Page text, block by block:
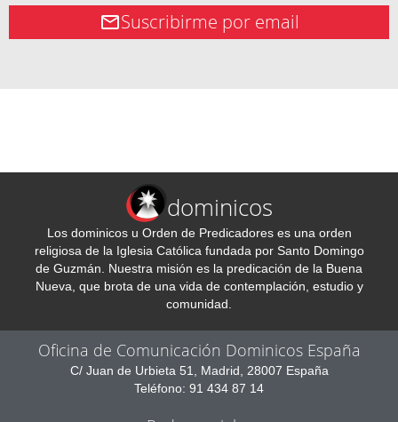
Suscribirme por email
dominicos
Los dominicos u Orden de Predicadores es una orden
religiosa de la Iglesia Católica fundada por Santo Domingo
de Guzmán. Nuestra misión es la predicación de la Buena
Nueva, que brota de una vida de contemplación, estudio y
comunidad.
Oficina de Comunicación Dominicos España
C/ Juan de Urbieta 51, Madrid, 28007 España
Teléfono: 91 434 87 14